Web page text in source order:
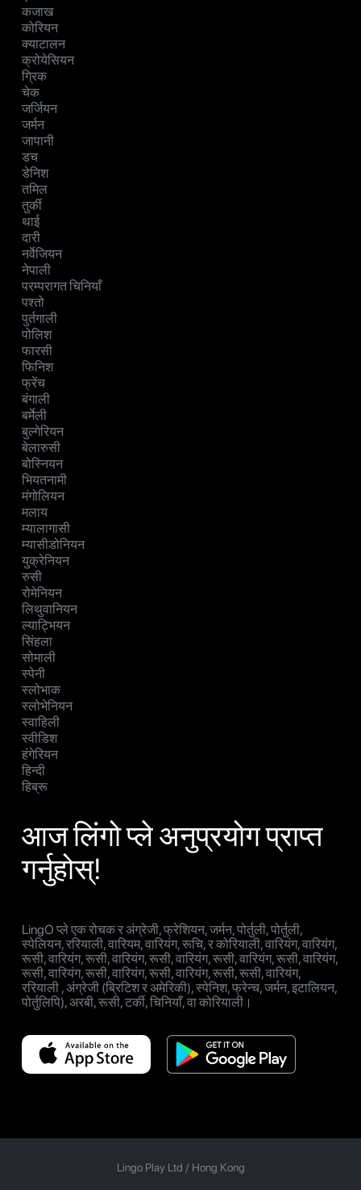
कजाख
कोरियन
क्याटालन
क्रोयेसियन
ग्रिक
चेक
जर्जियन
जर्मन
जापानी
डच
डेनिश
तमिल
तुर्की
थाई
दारी
नर्वेजियन
नेपाली
परम्परागत चिनियाँ
पश्तो
पुर्तगाली
पोलिश
फारसी
फिनिश
फ्रेंच
बंगाली
बर्मेली
बुल्गेरियन
बेलारुसी
बोस्नियन
भियतनामी
मंगोलियन
मलाय
म्यालागासी
म्यासीडोनियन
युक्रेनियन
रुसी
रोमेनियन
लिथुवानियन
ल्याट्भियन
सिंहला
सोमाली
स्पेनी
स्लोभाक
स्लोभेनियन
स्वाहिली
स्वीडिश
हंगेरियन
हिन्दी
हिब्रू
आज लिंगो प्ले अनुप्रयोग प्राप्त
गर्नुहोस्!
LingO प्ले एक रोचक र अंग्रेजी, फ्रेशियन, जर्मन, पोर्तुली, पोर्तुली,
स्पेलियन, ररियाली, वारियम, वारियंग, रूचि, र कोरियाली, वारियंग, वारियंग,
रूसी, वारियंग, रूसी, वारियंग, रूसी, वारियंग, रूसी, वारियंग, रूसी, वारियंग,
रूसी, वारियंग, रूसी, वारियंग, रूसी, वारियंग, रूसी, रूसी, वारियंग,
ररियाली , अंग्रेजी (ब्रिटिश र अमेरिकी), स्पेनिश, फ्रेन्च, जर्मन, इटालियन,
पोर्तुलिपि), अरबी, रूसी, टर्की, चिनियाँ, वा कोरियाली।
Lingo Play Ltd / Hong Kong